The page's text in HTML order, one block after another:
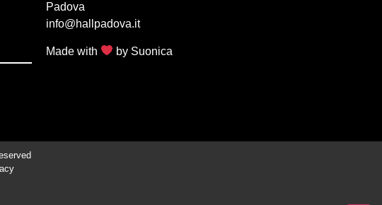
Padova
info@hallpadova.it
Made with by Suonica